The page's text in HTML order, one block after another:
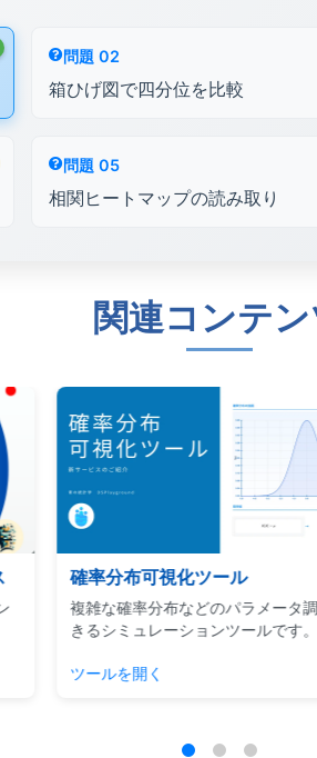
問題 02
箱ひげ図で四分位を比較
問題 05
相関ヒートマップの読み取り
関連コンテン
確率分布可視化ツール
複雑な確率分布などのパラメータ
きるシミュレーションツールです。
ツールを開く